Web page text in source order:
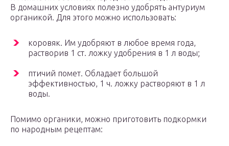
В домашних условиях полезно удобрять антуриум
органикой. Для этого можно использовать:
коровяк. Им удобряют в любое время года,
растворив 1 ст. ложку удобрения в 1 л воды;
птичий помет. Обладает большой
эффективностью, 1 ч. ложку растворяют в 1 л
воды.
Помимо органики, можно приготовить подкормки
по народным рецептам: